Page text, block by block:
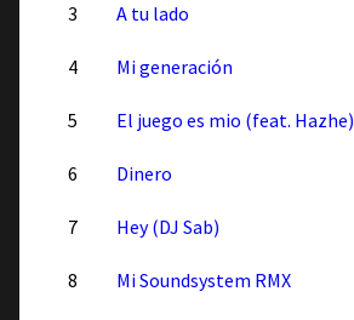
3 A tu lado
4 Mi generación
5 El juego es mio (feat. Hazhe)
6 Dinero
7 Hey (DJ Sab)
8 Mi Soundsystem RMX